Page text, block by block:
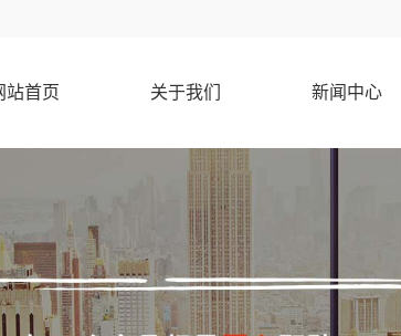
站首页 关于我们 新闻中心